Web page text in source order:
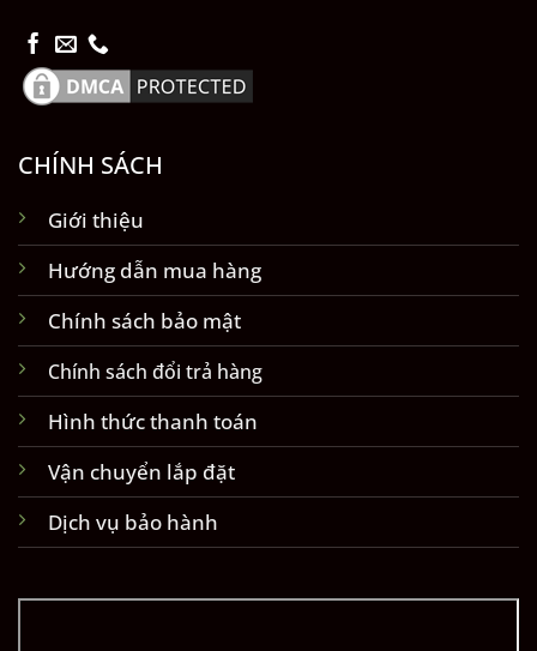
CHÍNH SÁCH
Giới thiệu
Hướng dẫn mua hàng
Chính sách bảo mật
Chính sách đổi trả hàng
Hình thức thanh toán
Vận chuyển lắp đặt
Dịch vụ bảo hành